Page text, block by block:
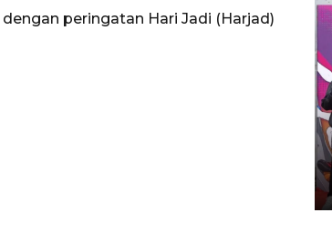
peringatan Hari Jadi (Harjad)